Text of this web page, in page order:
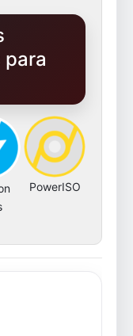
para
PowerISO